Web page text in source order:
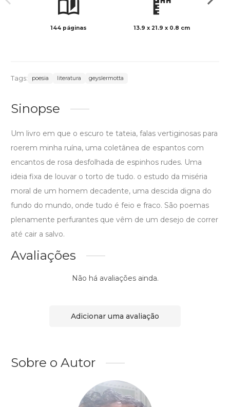
144 páginas 13.9 x 21.9 x 0.8 cm
Tags: poesia literatura geyslermotta
Sinopse
Um livro em que o escuro te tateia, falas vertiginosas para
roerem minha ruína, uma coletânea de espantos com
encantos de rosa desfolhada de espinhos rudes. Uma
ideia fixa de louvar o torto de tudo. o estudo da miséria
moral de um homem decadente, uma descida digna do
fundo do mundo, onde tudo é feio e fraco. São poemas
plenamente perfurantes que vêm de um desejo de correr
até cair a salvo.
Avaliações
Não há avaliações ainda.
Adicionar uma avaliação
Sobre o Autor